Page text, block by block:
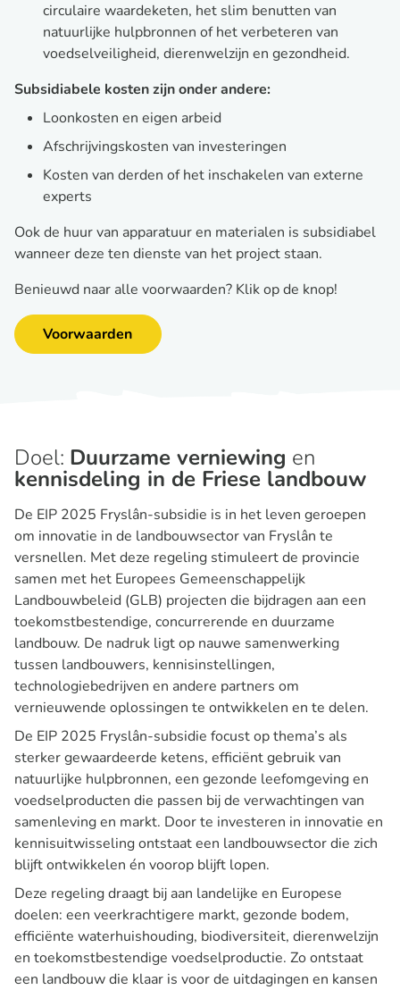
circulaire waardeketen, het slim benutten van
natuurlijke hulpbronnen of het verbeteren van
voedselveiligheid, dierenwelzijn en gezondheid.
Subsidiabele kosten zijn onder andere:
Loonkosten en eigen arbeid
Afschrijvingskosten van investeringen
Kosten van derden of het inschakelen van externe
experts
Ook de huur van apparatuur en materialen is subsidiabel
wanneer deze ten dienste van het project staan.
Benieuwd naar alle voorwaarden? Klik op de knop!
Voorwaarden
Doel: Duurzame verniewing en
kennisdeling in de Friese landbouw
De EIP 2025 Fryslân-subsidie is in het leven geroepen
om innovatie in de landbouwsector van Fryslân te
versnellen. Met deze regeling stimuleert de provincie
samen met het Europees Gemeenschappelijk
Landbouwbeleid (GLB) projecten die bijdragen aan een
toekomstbestendige, concurrerende en duurzame
landbouw. De nadruk ligt op nauwe samenwerking
tussen landbouwers, kennisinstellingen,
technologiebedrijven en andere partners om
vernieuwende oplossingen te ontwikkelen en te delen.
De EIP 2025 Fryslân-subsidie focust op thema’s als
sterker gewaardeerde ketens, efficiënt gebruik van
natuurlijke hulpbronnen, een gezonde leefomgeving en
voedselproducten die passen bij de verwachtingen van
samenleving en markt. Door te investeren in innovatie en
kennisuitwisseling ontstaat een landbouwsector die zich
blijft ontwikkelen én voorop blijft lopen.
Deze regeling draagt bij aan landelijke en Europese
doelen: een veerkrachtigere markt, gezonde bodem,
efficiënte waterhuishouding, biodiversiteit, dierenwelzijn
en toekomstbestendige voedselproductie. Zo ontstaat
een landbouw die klaar is voor de uitdagingen en kansen